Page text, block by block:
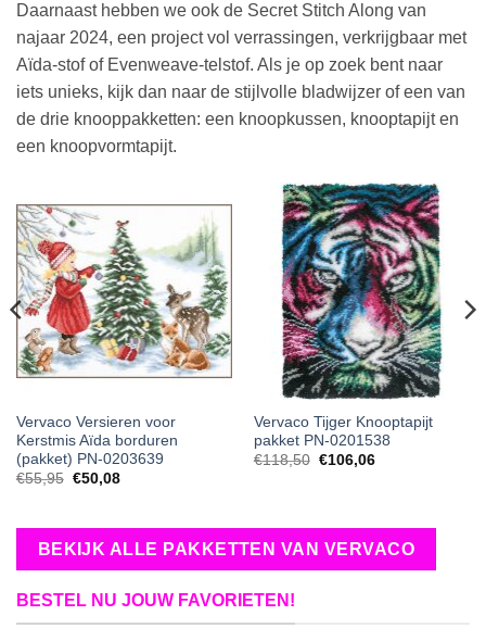
Daarnaast hebben we ook de Secret Stitch Along van
najaar 2024, een project vol verrassingen, verkrijgbaar met
Aïda-stof of Evenweave-telstof. Als je op zoek bent naar
iets unieks, kijk dan naar de stijlvolle bladwijzer of een van
de drie knooppakketten: een knoopkussen, knooptapijt en
een knoopvormtapijt.
Vervaco Versieren voor
Kerstmis Aïda borduren
(pakket) PN-0203639
€55,95 €50,08
Vervaco Tijger Knooptapijt
pakket PN-0201538
€118,50 €106,06
BEKIJK ALLE PAKKETTEN VAN VERVACO
BESTEL NU JOUW FAVORIETEN!